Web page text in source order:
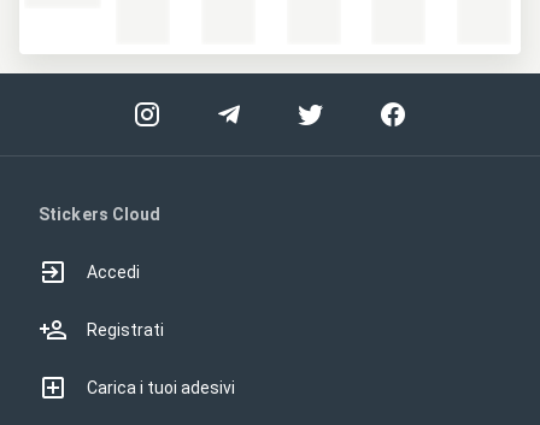
Stickers Cloud
Accedi
Registrati
Carica i tuoi adesivi